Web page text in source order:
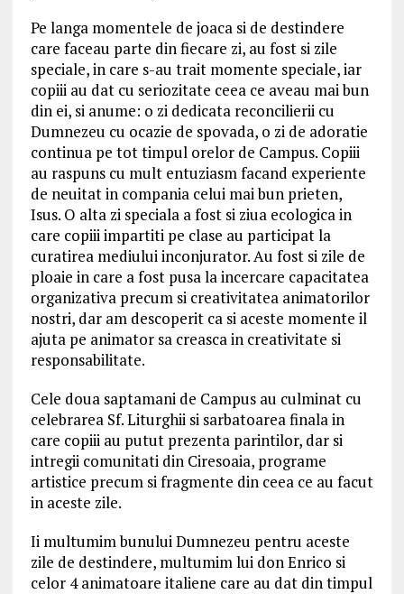
Pe langa momentele de joaca si de destindere
care faceau parte din fiecare zi, au fost si zile
speciale, in care s-au trait momente speciale, iar
copiii au dat cu seriozitate ceea ce aveau mai bun
din ei, si anume: o zi dedicata reconcilierii cu
Dumnezeu cu ocazie de spovada, o zi de adoratie
continua pe tot timpul orelor de Campus. Copiii
au raspuns cu mult entuziasm facand experiente
de neuitat in compania celui mai bun prieten,
Isus. O alta zi speciala a fost si ziua ecologica in
care copiii impartiti pe clase au participat la
curatirea mediului inconjurator. Au fost si zile de
ploaie in care a fost pusa la incercare capacitatea
organizativa precum si creativitatea animatorilor
nostri, dar am descoperit ca si aceste momente il
ajuta pe animator sa creasca in creativitate si
responsabilitate.
Cele doua saptamani de Campus au culminat cu
celebrarea Sf. Liturghii si sarbatoarea finala in
care copiii au putut prezenta parintilor, dar si
intregii comunitati din Ciresoaia, programe
artistice precum si fragmente din ceea ce au facut
in aceste zile.
Ii multumim bunului Dumnezeu pentru aceste
zile de destindere, multumim lui don Enrico si
celor 4 animatoare italiene care au dat din timpul